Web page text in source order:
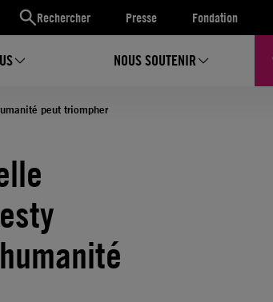
Rechercher Presse Fondation
NOUS SOUTENIR
peut triompher